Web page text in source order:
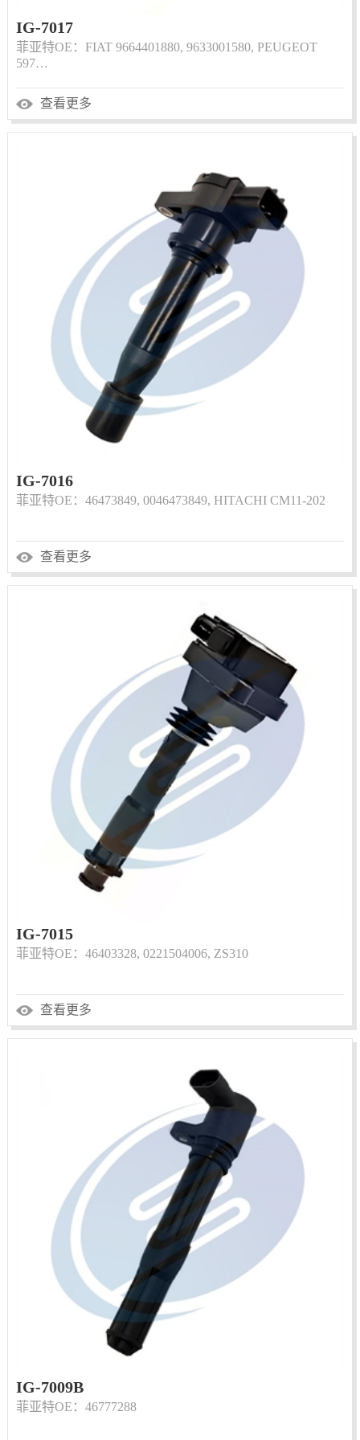
IG-7017
菲亚特OE：FIAT 9664401880, 9633001580, PEUGEOT
597…
查看更多
IG-7016
菲亚特OE：46473849, 0046473849, HITACHI CM11-202
查看更多
IG-7015
菲亚特OE：46403328, 0221504006, ZS310
查看更多
IG-7009B
菲亚特OE：46777288